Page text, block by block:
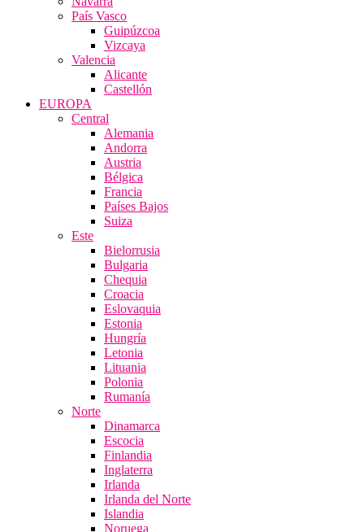
País Vasco
Guipúzcoa
Vizcaya
Valencia
Alicante
Castellón
EUROPA
Central
Alemania
Andorra
Austria
Bélgica
Francia
Países Bajos
Suiza
Este
Bielorrusia
Bulgaria
Chequia
Croacia
Eslovaquia
Estonia
Hungría
Letonia
Lituania
Polonia
Rumanía
Norte
Dinamarca
Escocia
Finlandia
Inglaterra
Irlanda
Irlanda del Norte
Islandia
Noruega